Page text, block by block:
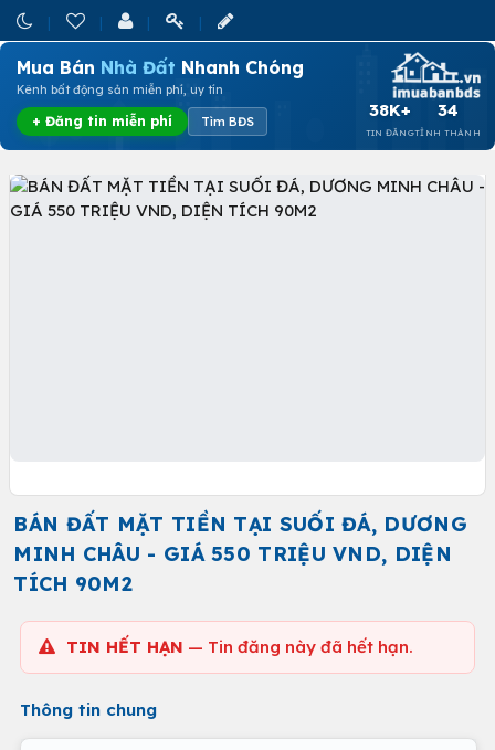
Mua Bán Nhà Đất Nhanh Chóng
Kênh bất động sản miễn phí, uy tín
+ Đăng tin miễn phí Tìm BĐS
38K+
TIN ĐĂNG
34
TỈNH THÀNH
BÁN ĐẤT MẶT TIỀN TẠI SUỐI ĐÁ, DƯƠNG
MINH CHÂU - GIÁ 550 TRIỆU VND, DIỆN
TÍCH 90M2
TIN HẾT HẠN — Tin đăng này đã hết hạn.
Thông tin chung